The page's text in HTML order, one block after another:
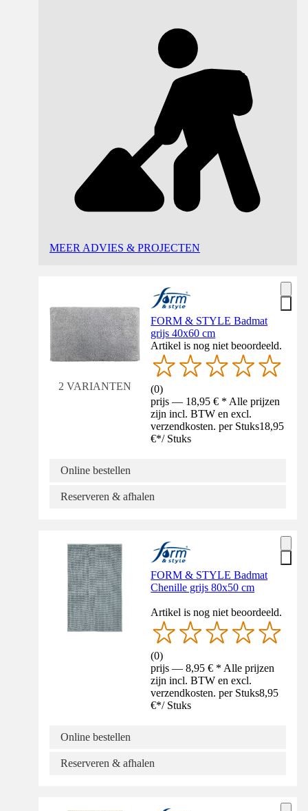
MEER ADVIES & PROJECTEN
2 VARIANTEN
FORM & STYLE Badmat
grijs 40x60 cm
Artikel is nog niet beoordeeld.
(0)
prijs — 18,95 € * Alle prijzen
zijn incl. BTW en excl.
verzendkosten. per Stuks18,95
€*/ Stuks
Online bestellen
Reserveren & afhalen
FORM & STYLE Badmat
Chenille grijs 80x50 cm
Artikel is nog niet beoordeeld.
(0)
prijs — 8,95 € * Alle prijzen
zijn incl. BTW en excl.
verzendkosten. per Stuks8,95
€*/ Stuks
Online bestellen
Reserveren & afhalen